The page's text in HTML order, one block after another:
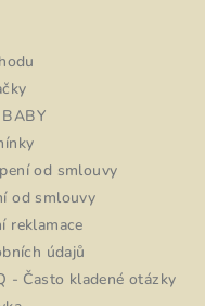
od smlouvy
od smlouvy
reklamace
údajů
- Často kladené otázky